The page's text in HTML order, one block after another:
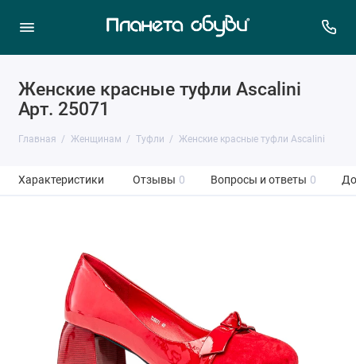
Женские красные туфли Ascalini
Арт. 25071
Главная Женщинам Туфли Женские красные туфли Ascalini
Характеристики Отзывы 0 Вопросы и ответы 0